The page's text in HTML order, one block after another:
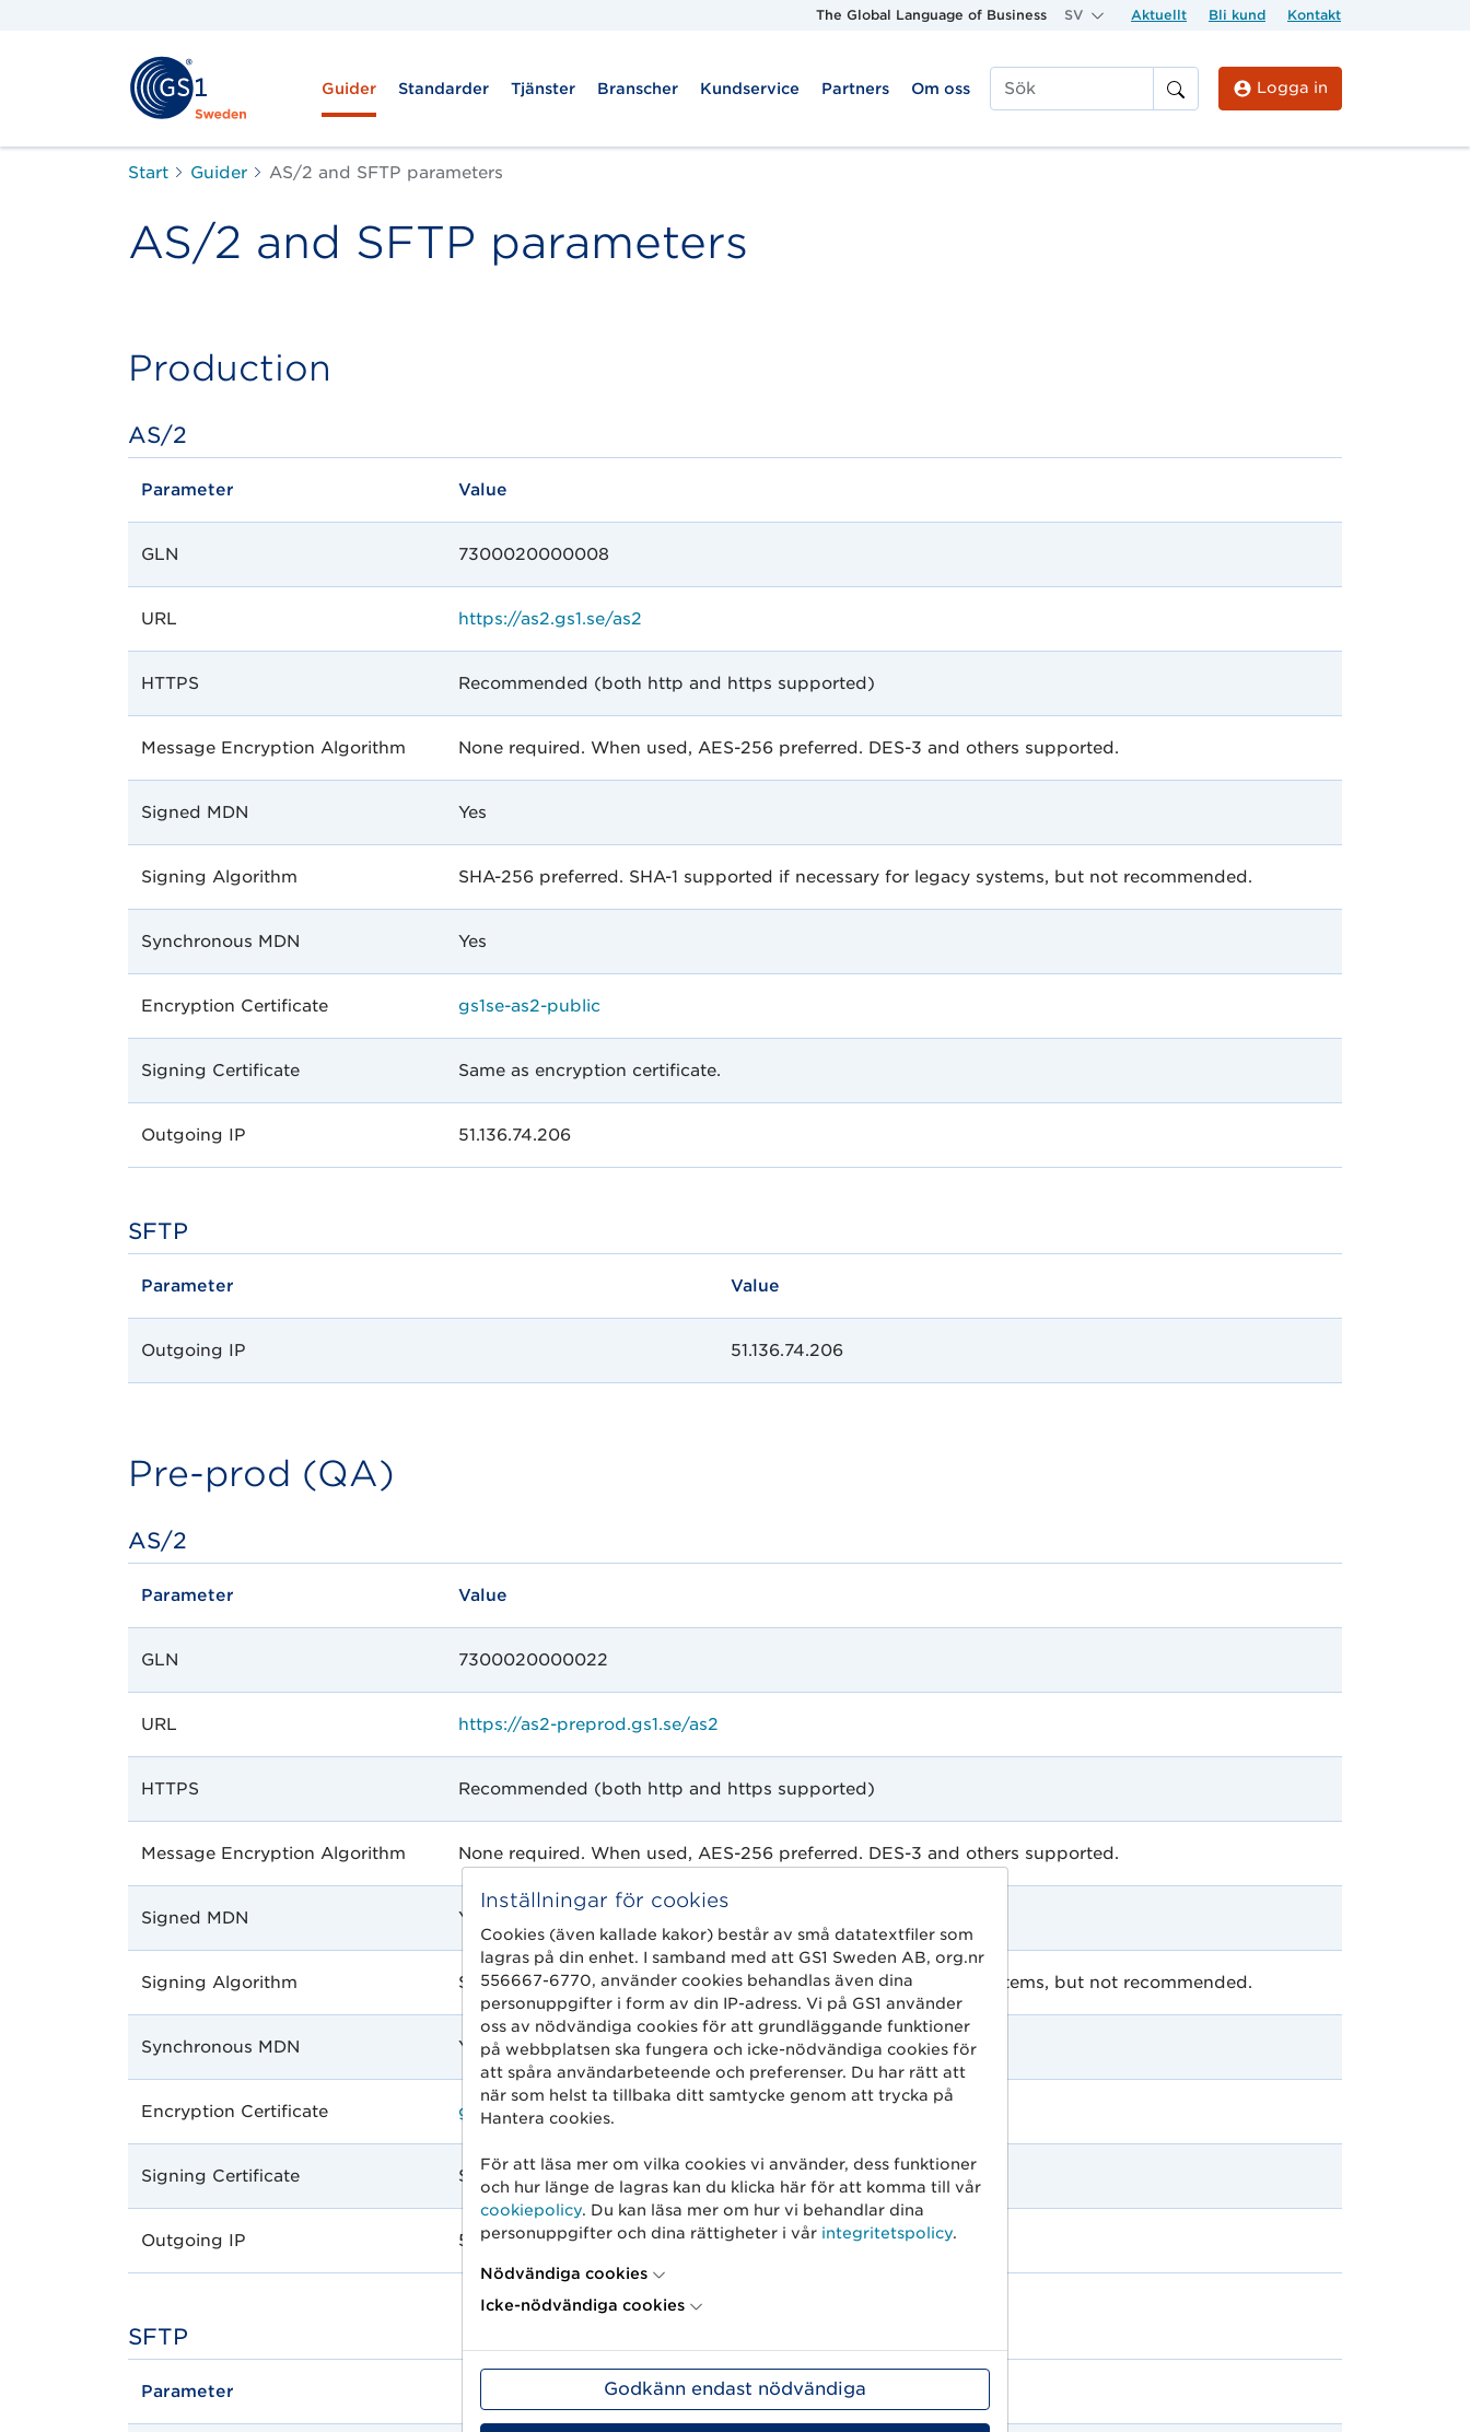
The Global Language of Business SV Aktuellt Bli kund Kontakt
Guider Standarder Tjänster Branscher Kundservice Partners
Om oss
Sök
Logga in
Start Guider AS/2 and SFTP parameters
AS/2 and SFTP parameters
Production
AS/2
Parameter Value
GLN 7300020000008
URL https://as2.gs1.se/as2
HTTPS Recommended (both http and https supported)
Message Encryption Algorithm None required. When used, AES-256 preferred. DES-3 and others supported.
Signed MDN Yes
Signing Algorithm SHA-256 preferred. SHA-1 supported if necessary for legacy systems, but not recommended.
Synchronous MDN Yes
Encryption Certificate gs1se-as2-public
Signing Certificate Same as encryption certificate.
Outgoing IP 51.136.74.206
SFTP
Parameter Value
Outgoing IP 51.136.74.206
Pre-prod (QA)
AS/2
Parameter Value
GLN 7300020000022
URL https://as2-preprod.gs1.se/as2
HTTPS Recommended (both http and https supported)
Message Encryption Algorithm None required. When used, AES-256 preferred. DES-3 and others supported.
Signed MDN Yes
Signing Algorithm SHA-256 preferred. SHA-1 supported if necessary for legacy systems, but not recommended.
Synchronous MDN Yes
Encryption Certificate gs1se-as2-public
Signing Certificate Same as encryption certificate.
Outgoing IP 51.145.182.203
SFTP
Parameter Value
Inställningar för cookies
Cookies (även kallade kakor) består av små datatextfiler som
lagras på din enhet. I samband med att GS1 Sweden AB, org.nr
556667-6770, använder cookies behandlas även dina
personuppgifter i form av din IP-adress. Vi på GS1 använder
oss av nödvändiga cookies för att grundläggande funktioner
på webbplatsen ska fungera och icke-nödvändiga cookies för
att spåra användarbeteende och preferenser. Du har rätt att
när som helst ta tillbaka ditt samtycke genom att trycka på
Hantera cookies.
För att läsa mer om vilka cookies vi använder, dess funktioner
och hur länge de lagras kan du klicka här för att komma till vår
cookiepolicy. Du kan läsa mer om hur vi behandlar dina
personuppgifter och dina rättigheter i vår integritetspolicy.
Nödvändiga cookies
Icke-nödvändiga cookies
Godkänn endast nödvändiga